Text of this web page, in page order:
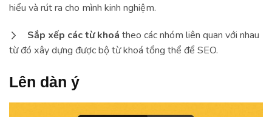
hiểu và rút ra cho mình kinh nghiệm.
Sắp xếp các từ khoá theo các nhóm liên quan với nhau
từ đó xây dựng được bộ từ khoá tổng thể để SEO.
Lên dàn ý